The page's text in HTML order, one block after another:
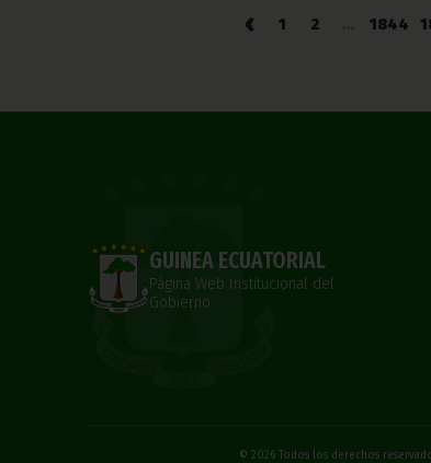
‹ 1 2 1844
GUINEA ECUATORIAL
Página Web Institucional del
Gobierno
© 2026 Todos los derechos